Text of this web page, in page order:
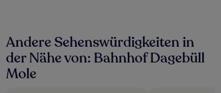
24 Stunden
für
einen
Aufenthalt
mit
Andere Sehenswürdigkeiten in
der Nähe von: Bahnhof Dagebüll
Mole